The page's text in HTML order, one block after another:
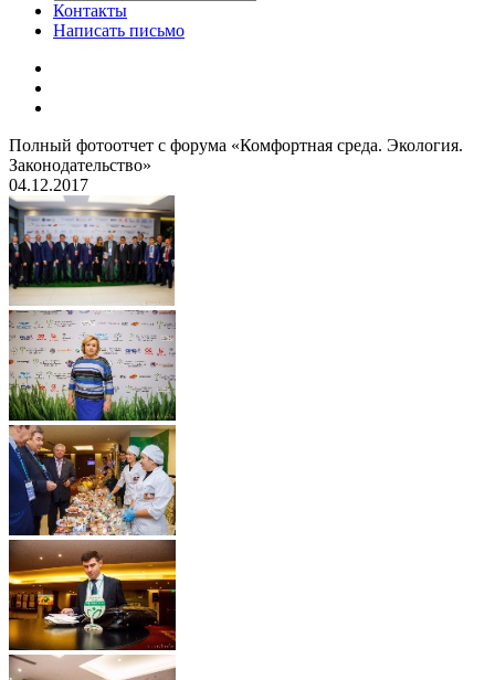
Контакты
Написать письмо
Полный фотоотчет с форума «Комфортная среда. Экология.
Законодательство»
04.12.2017